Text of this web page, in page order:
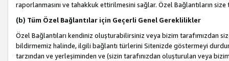
raporlanmasını ve tahakkuk ettirilmesini sağlar. Özel Bağlantıların
(b) Tüm Özel Bağlantılar için Geçerli Genel Gereklilikler
Özel Bağlantıları kendiniz oluşturabilirsiniz veya bizim tarafımızdan
bildirmemiz halinde, ilgili bağlantı türlerini Sitenizde göstermeyi
tarzından ve yerleşiminden ve (sizin tarafınızdan oluşturulan veya